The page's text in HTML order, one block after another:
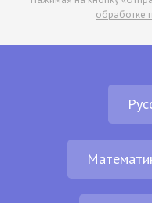
обработке